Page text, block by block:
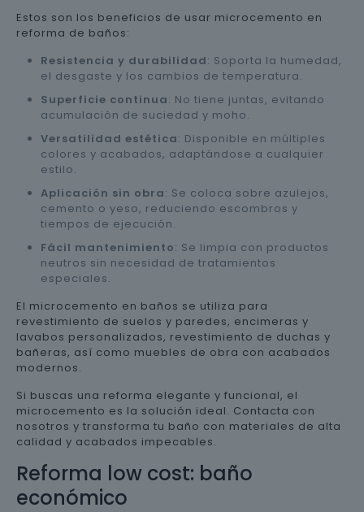
Estos son los beneficios de usar microcemento en
reforma de baños:
Resistencia y durabilidad: Soporta la humedad,
el desgaste y los cambios de temperatura.
Superficie continua: No tiene juntas, evitando
acumulación de suciedad y moho.
Versatilidad estética: Disponible en múltiples
colores y acabados, adaptándose a cualquier
estilo.
Aplicación sin obra: Se coloca sobre azulejos,
cemento o yeso, reduciendo escombros y
tiempos de ejecución.
Fácil mantenimiento: Se limpia con productos
neutros sin necesidad de tratamientos
especiales.
El microcemento en baños se utiliza para
revestimiento de suelos y paredes, encimeras y
lavabos personalizados, revestimiento de duchas y
bañeras, así como muebles de obra con acabados
modernos.
Si buscas una reforma elegante y funcional, el
microcemento es la solución ideal. Contacta con
nosotros y transforma tu baño con materiales de alta
calidad y acabados impecables.
Reforma low cost: baño
económico